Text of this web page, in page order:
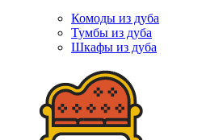
Комоды из дуба
Тумбы из дуба
Шкафы из дуба